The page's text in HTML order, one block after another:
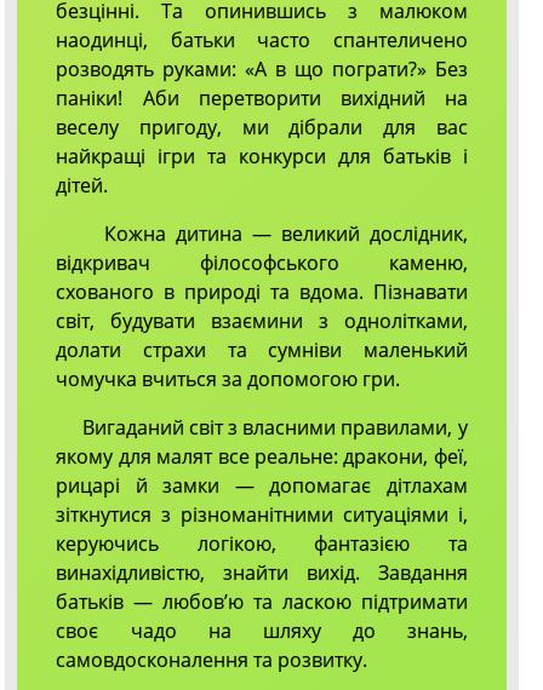
безцінні. Та опинившись з малюком
наодинці, батьки часто спантеличено
розводять руками: «А в що пограти?» Без
паніки! Аби перетворити вихідний на
веселу пригоду, ми дібрали для вас
найкращі ігри та конкурси для батьків і
дітей.
Кожна дитина — великий дослідник,
відкривач філософського каменю,
схованого в природі та вдома. Пізнавати
світ, будувати взаємини з однолітками,
долати страхи та сумніви маленький
чомучка вчиться за допомогою гри.
Вигаданий світ з власними правилами, у
якому для малят все реальне: дракони, феї,
рицарі й замки — допомагає дітлахам
зіткнутися з різноманітними ситуаціями і,
керуючись логікою, фантазією та
винахідливістю, знайти вихід. Завдання
батьків — любов’ю та ласкою підтримати
своє чадо на шляху до знань,
самовдосконалення та розвитку.